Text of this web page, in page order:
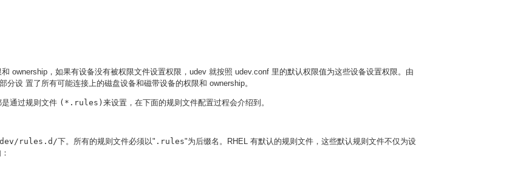
ownership，如果有设备没有被权限文件设置权限，udev 就按照 udev.conf 里的默认权限值为这些设备设置权限。由
分设 置了 所有可能连接上的磁盘设备和磁带设备的权限和 ownership。
通过规则文件 (*.rules) 来设置，在下面的规则文件配置过程会介绍到。
rules.d/下。所有的规则文件必须以" .rules"为后缀名。RHEL 有默认的规则文件，这些默认规则文件不仅为设